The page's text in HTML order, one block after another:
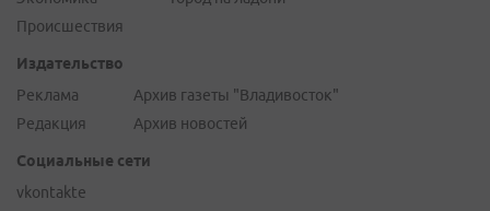
Происшествия
Издательство
Реклама
Редакция
Архив газеты "Владивосток"
Архив новостей
Социальные сети
vkontakte